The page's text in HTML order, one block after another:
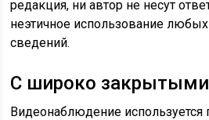
редакция, ни автор не несут
неэтичное использование
сведений.
С широко закрытыми
Видеонаблюдение